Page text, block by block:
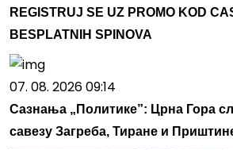
REGISTRUJ SE UZ PROMO KOD
BESPLATNIH SPINOVA
07. 08. 2026 09:14
Сазнања „Политике”: Црна Гора
савезу Загреба, Тиране и